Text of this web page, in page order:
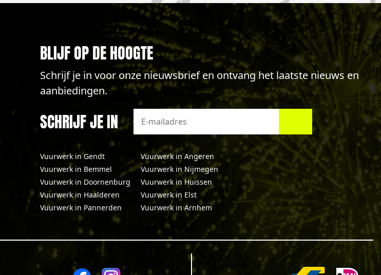
BLIJF OP DE HOOGTE
Schrijf je in voor onze nieuwsbrief en ontvang het laatste nieuws en
aanbiedingen.
SCHRIJF JE IN
Vuurwerk in Gendt
Vuurwerk in Angeren
Vuurwerk in Bemmel
Vuurwerk in Nijmegen
Vuurwerk in Doornenburg
Vuurwerk in Huissen
Vuurwerk in Haalderen
Vuurwerk in Elst
Vuurwerk in Pannerden
Vuurwerk in Arnhem